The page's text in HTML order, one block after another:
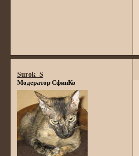
Surok_S
Модератор СфинКо